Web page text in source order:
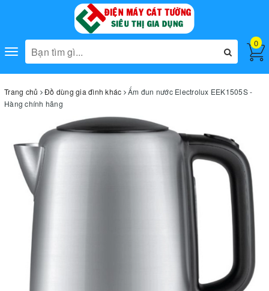
Toggle
navigation
0
Trang chủ Đồ dùng gia đình khác
Ấm đun nước Electrolux EEK1505S -
Hàng chính hãng